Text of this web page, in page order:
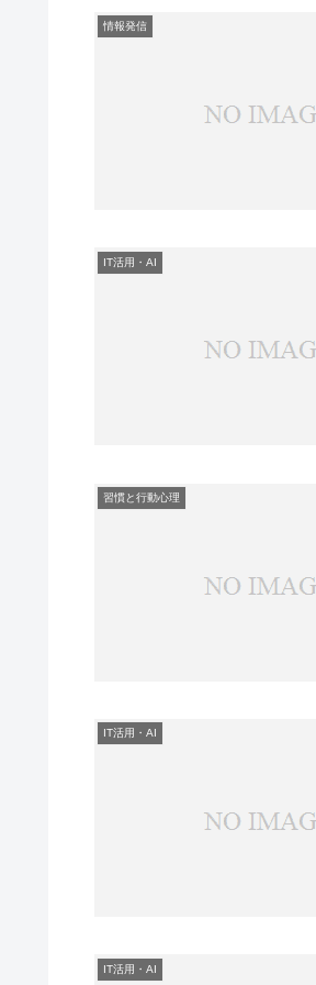
情報発信
IT活用・AI
習慣と行動心理
IT活用・AI
IT活用・AI